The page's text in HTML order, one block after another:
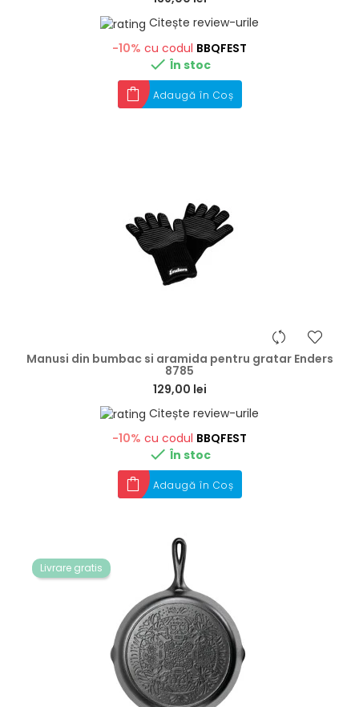
Citește review-urile
-10% cu codul BBQFEST
 În stoc
Adaugă în Coș
Manusi din bumbac si aramida pentru gratar Enders
8785
129,00 lei
Citește review-urile
-10% cu codul BBQFEST
 În stoc
Adaugă în Coș
Livrare gratis